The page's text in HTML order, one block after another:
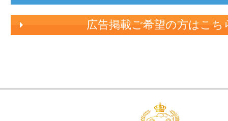
広告掲載ご希望の方はこち